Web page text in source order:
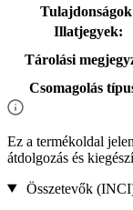
Illatjegyek:
Tárolási
Csomagolás
Ez a termékoldal
átdolgozás és
Összetevők